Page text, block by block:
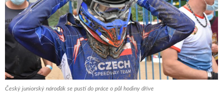
Český juniorský nároďák se pustí do práce o půl hodiny dříve